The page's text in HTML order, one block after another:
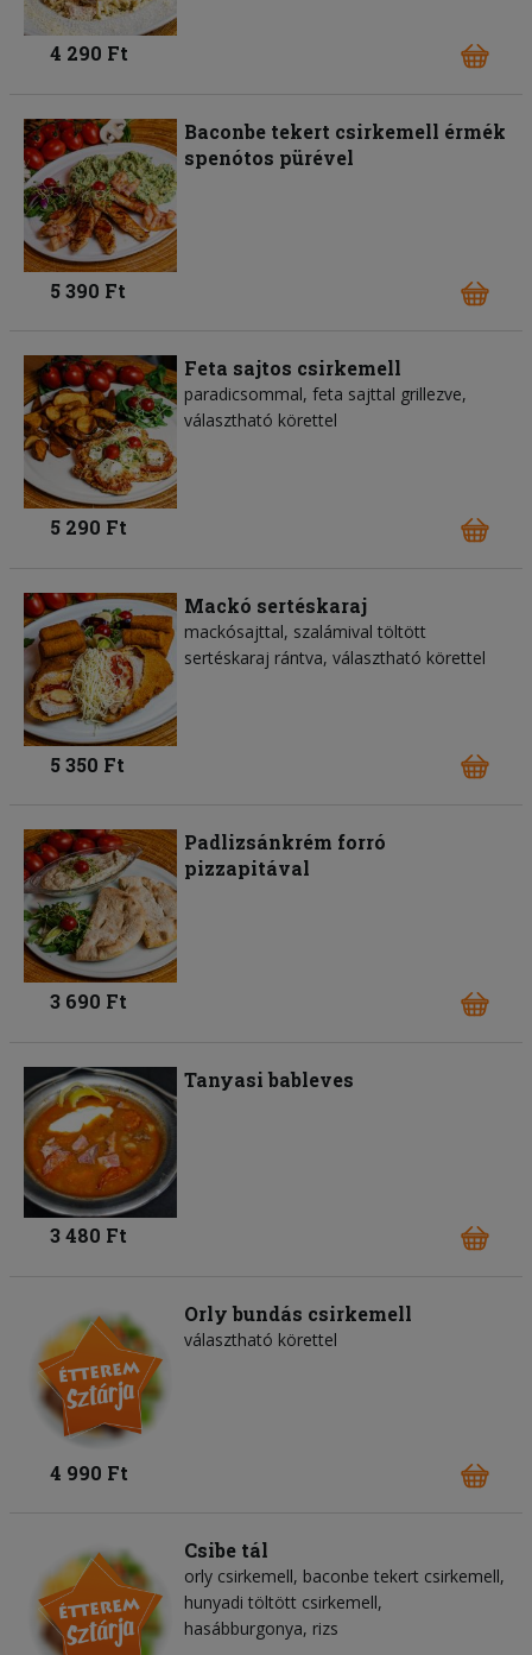
4 290 Ft
Baconbe tekert csirkemell érmék
spenótos pürével
5 390 Ft
Feta sajtos csirkemell
paradicsommal, feta sajttal grillezve,
választható körettel
5 290 Ft
Mackó sertéskaraj
mackósajttal, szalámival töltött
sertéskaraj rántva, választható körettel
5 350 Ft
Padlizsánkrém forró
pizzapitával
3 690 Ft
Tanyasi bableves
3 480 Ft
Orly bundás csirkemell
választható körettel
4 990 Ft
Csibe tál
orly csirkemell, baconbe tekert csirkemell,
hunyadi töltött csirkemell,
hasábburgonya, rizs